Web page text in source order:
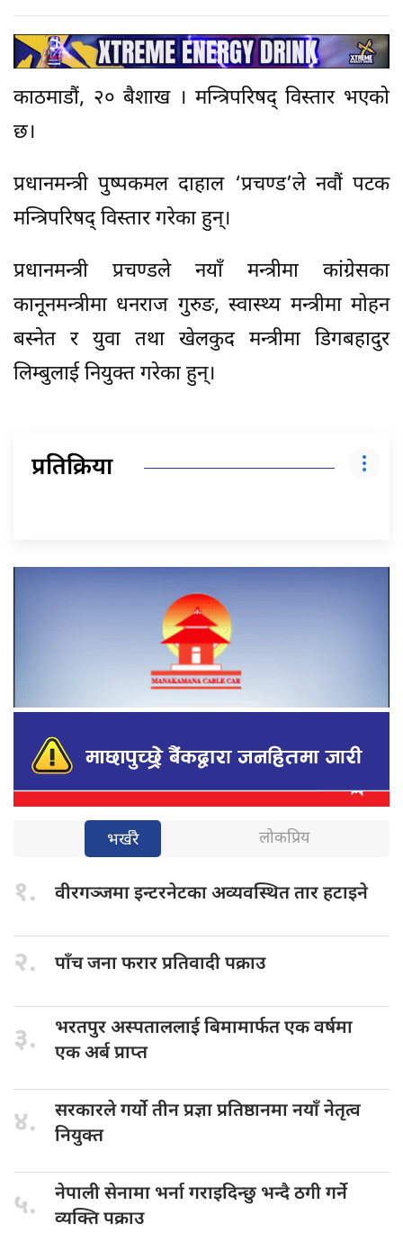
काठमाडौं, २० बैशाख । मन्त्रिपरिषद् विस्तार भएको
छ।
प्रधानमन्त्री पुष्पकमल दाहाल ‘प्रचण्ड’ले नवौं पटक
मन्त्रिपरिषद् विस्तार गरेका हुन्।
प्रधानमन्त्री प्रचण्डले नयाँ मन्त्रीमा कांग्रेसका
कानूनमन्त्रीमा धनराज गुरुङ, स्वास्थ्य मन्त्रीमा मोहन
बस्नेत र युवा तथा खेलकुद मन्त्रीमा डिगबहादुर
लिम्बुलाई नियुक्त गरेका हुन्।
प्रतिक्रिया
भर्खरै लोकप्रिय
१. वीरगञ्जमा इन्टरनेटकाअव्यवस्थित तार हटाइने
२. पाँच जनाफरार प्रतिवादी पक्राउ
३. भरतपुर अस्पताललाईबिमामार्फत एक वर्षमा
एक अर्ब प्राप्त
४. सरकारले गर्योतीन प्रज्ञा प्रतिष्ठानमा नयाँ नेतृत्व
नियुक्त
५. नेपाली सेनामा भर्ना गराइदिन्छु भन्दै ठगी गर्ने
व्यक्ति पक्राउ